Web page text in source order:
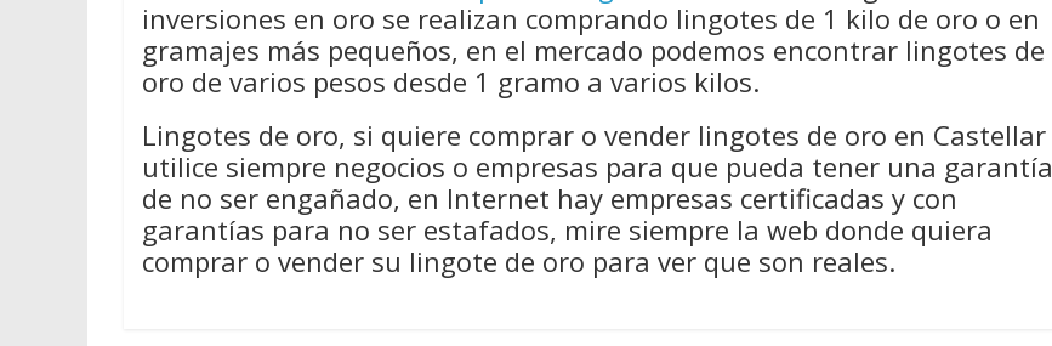
inversiones en oro se realizan comprando lingotes de 1 kilo de oro o en
gramajes más pequeños, en el mercado podemos encontrar lingotes de
oro de varios pesos desde 1 gramo a varios kilos.
Lingotes de oro, si quiere comprar o vender lingotes de oro en Castellar
utilice siempre negocios o empresas para que pueda tener una garantía
de no ser engañado, en Internet hay empresas certificadas y con
garantías para no ser estafados, mire siempre la web donde quiera
comprar o vender su lingote de oro para ver que son reales.